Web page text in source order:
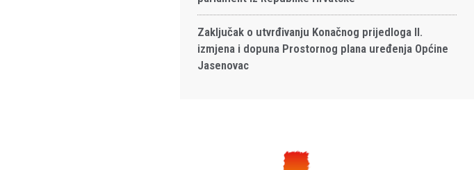
Zaključak o utvrđivanju Konačnog prijedloga II.
izmjena i dopuna Prostornog plana uređenja Općine
Jasenovac